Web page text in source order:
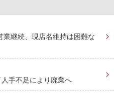
継続、現店名維持は困難な
手不足により廃業へ